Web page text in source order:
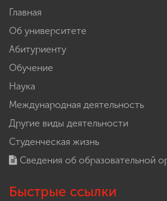
Главная
Об университете
Абитуриенту
Обучение
Наука
Международная деятельность
Другие виды деятельности
Студенческая жизнь
Сведения об образовательной
Быстрые ссылки